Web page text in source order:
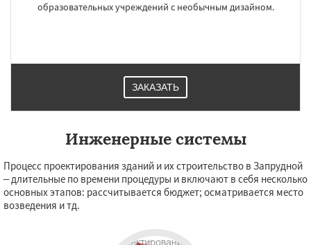
образовательных учреждений с необычным дизайном.
ЗАКАЗАТЬ
Инженерные системы
Процесс проектирования зданий и их строительство в Запрудной
– длительные по времени процедуры и включают в себя несколько
основных этапов: рассчитывается бюджет; осматривается место
возведения и тд.